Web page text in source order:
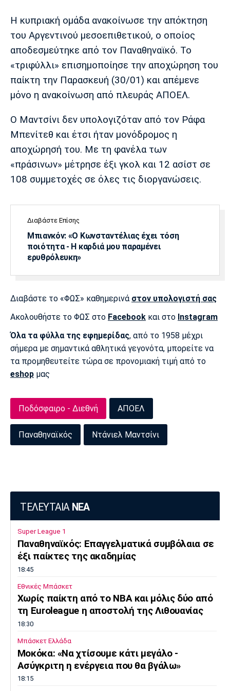
Πολιτισμός
Τραγούδια
Cine Spot
Running
Media
Παρασκήνιο
Πρόγραμμα TV
Πανσερραϊκός
Μπαρτσελόνα
Ρεάλ
Μαδρίτης
Ατλέτικο
Μαδρίτης
Μάντσεστερ
Γιουνάιτεντ
Τσέλσι Άρσεναλ
Λίβερπουλ
Μάντσεστερ
Γιουβέντους
Ίντερ Μπάγερν
Μπορούσια
Ντόρτμουντ
Παρί Σεν
Ζερμέν
Μαρσέιγ
Μονακό
Αστέρας
Η κυπριακή ομάδα ανακοίνωσε την απόκτηση
του Αργεντινού μεσοεπιθετικού, ο οποίος
αποδεσμεύτηκε από τον Παναθηναϊκό. Το
«τριφύλλι» επισημοποίησε την αποχώρηση του
παίκτη την Παρασκευή (30/01) και απέμενε
μόνο η ανακοίνωση από πλευράς ΑΠΟΕΛ.
Ο Μαντσίνι δεν υπολογιζόταν από τον Ράφα
Μπενίτεθ και έτσι ήταν μονόδρομος η
αποχώρησή του. Με τη φανέλα των
«πράσινων» μέτρησε έξι γκολ και 12 ασίστ σε
108 συμμετοχές σε όλες τις διοργανώσεις.
Διαβάστε Επίσης
Μπιανκόν: «Ο Κωνσταντέλιας έχει τόση
ποιότητα - Η καρδιά μου παραμένει
ερυθρόλευκη»
Διαβάστε το «ΦΩΣ» καθημερινά στον υπολογιστή σας
Ακολουθήστε το ΦΩΣ στο Facebook και στο Instagram
Όλα τα φύλλα της εφημερίδας, από το 1958 μέχρι
σήμερα με σημαντικά αθλητικά γεγονότα, μπορείτε να
τα προμηθευτείτε τώρα σε προνομιακή τιμή από το
eshop μας
Ποδόσφαιρο - Διεθνή ΑΠΟΕΛ
Παναθηναϊκός Ντάνιελ Μαντσίνι
ΤΕΛΕΥΤΑΙΑ ΝΕΑ
Super League 1
Παναθηναϊκός: Επαγγελματικά συμβόλαια σε
έξι παίκτες της ακαδημίας
18:45
Εθνικές Μπάσκετ
Χωρίς παίκτη από το ΝΒΑ και μόλις δύο από
τη Euroleague η αποστολή της Λιθουανίας
18:30
Μπάσκετ Ελλάδα
Μοκόκα: «Να χτίσουμε κάτι μεγάλο -
Ασύγκριτη η ενέργεια που θα βγάλω»
18:15